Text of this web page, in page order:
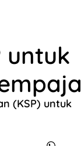
untuk
(KSP) untuk